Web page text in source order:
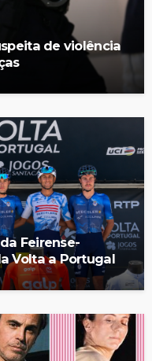
de violência
Feirense-
Volta a Portugal